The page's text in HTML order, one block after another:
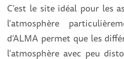
C’est le site idéal pour les
l’atmosphère
d’ALMA permet que les
l’atmosphère avec peu